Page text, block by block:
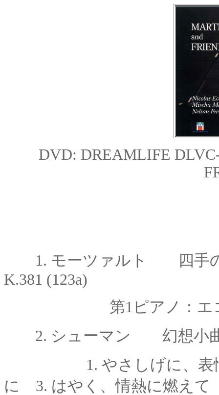
DVD: DREAMLIFE
1. モーツァルト
四
K.381 (123a)
第1ピアノ：エ
2. シューマン 幻想小
1. やさしげに、
に 3. はやく、情熱に燃えて